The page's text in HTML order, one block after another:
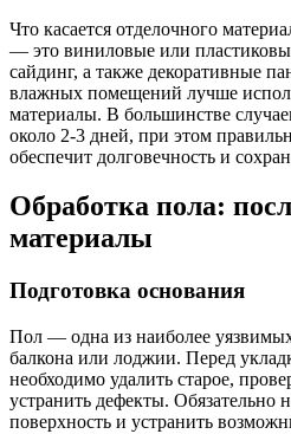
Что касается отделочного
— это виниловые или
сайдинг, а также декоративные
влажных помещений лучше
материалы. В большинстве
около 2-3 дней, при этом
обеспечит долговечность и
Обработка пола:
материалы
Подготовка основания
Пол — одна из наиболее уязвимых
балкона или лоджии. Перед
необходимо удалить старое,
устранить дефекты. Обязательно
поверхность и устранить